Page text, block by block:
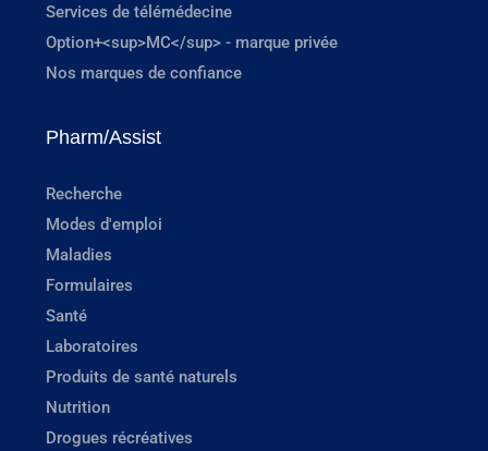
Services de télémédecine
Option+<sup>MC</sup> - marque privée
Nos marques de confiance
Pharm/Assist
Recherche
Modes d'emploi
Maladies
Formulaires
Santé
Laboratoires
Produits de santé naturels
Nutrition
Drogues récréatives